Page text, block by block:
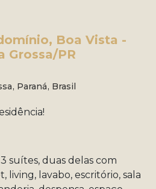
Boa Vista -
Grossa/PR
, Paraná, Brasil
suítes, duas delas com
living, lavabo, escritório, sala